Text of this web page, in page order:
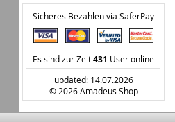
Sicheres Bezahlen via SaferPay
Es sind zur Zeit431 User online
updated: 14.07.2026
© 2026 Amadeus Shop